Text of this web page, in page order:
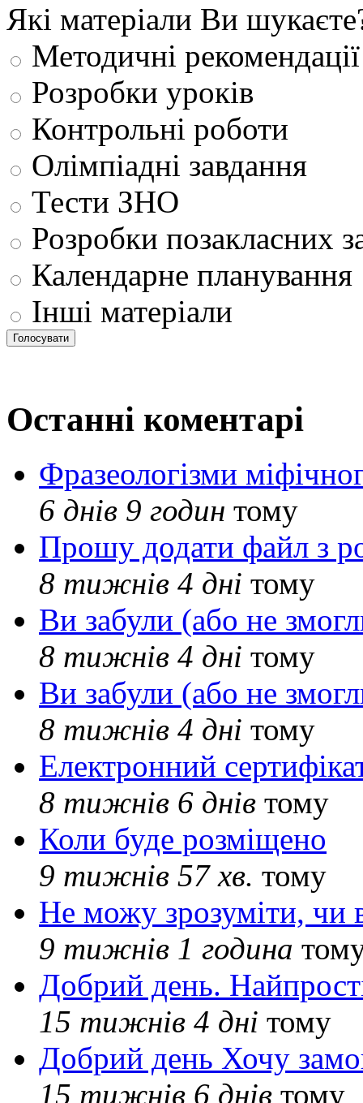
Які матеріали Ви
Методичні рекомендації
Розробки уроків
Контрольні роботи
Олімпіадні завдання
Тести ЗНО
Розробки позакласних
Календарне планування
Інші матеріали
Останні коментарі
Фразеологізми
6 днів 9 годин тому
Прошу додати файл з
8 тижнів 4 дні тому
Ви забули (або не
8 тижнів 4 дні тому
Ви забули (або не
8 тижнів 4 дні тому
Електронний
8 тижнів 6 днів тому
Коли буде розміщено
9 тижнів 57 хв. тому
Не можу зрозуміти, чи
9 тижнів 1 година
Добрий день.
15 тижнів 4 дні тому
Добрий день Хочу
15 тижнів 6 днів тому